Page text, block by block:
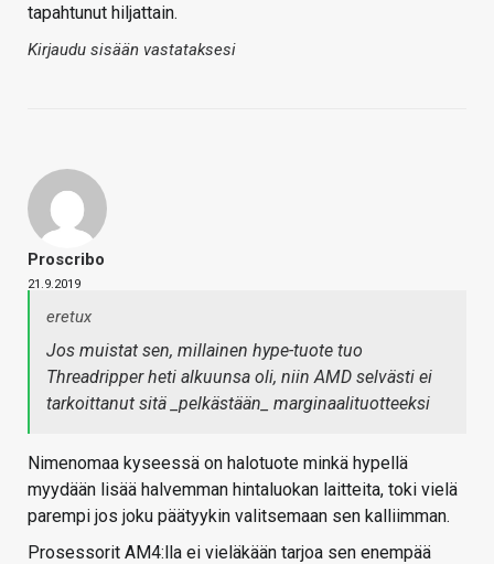
tapahtunut hiljattain.
Kirjaudu sisään vastataksesi
Proscribo
21.9.2019
eretux
Jos muistat sen, millainen hype-tuote tuo
Threadripper heti alkuunsa oli, niin AMD selvästi ei
tarkoittanut sitä _pelkästään_ marginaalituotteeksi
Nimenomaa kyseessä on halotuote minkä hypellä
myydään lisää halvemman hintaluokan laitteita, toki vielä
parempi jos joku päätyykin valitsemaan sen kalliimman.
Prosessorit AM4:lla ei vieläkään tarjoa sen enempää